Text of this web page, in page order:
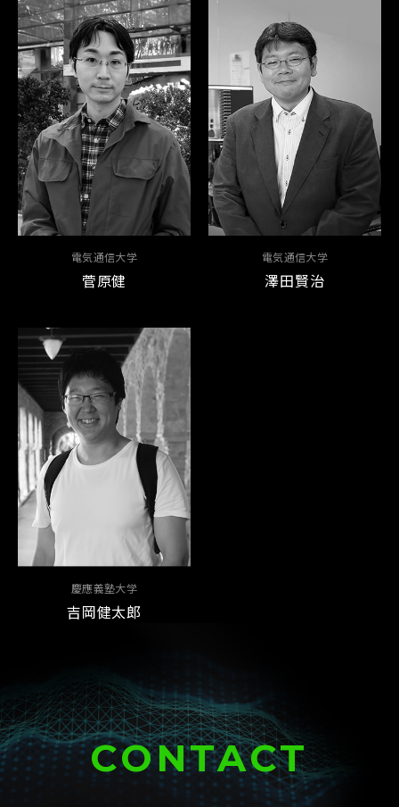
電気通信大学
菅原健
電気通信大学
澤田賢治
慶應義塾大学
吉岡健太郎
CONTACT